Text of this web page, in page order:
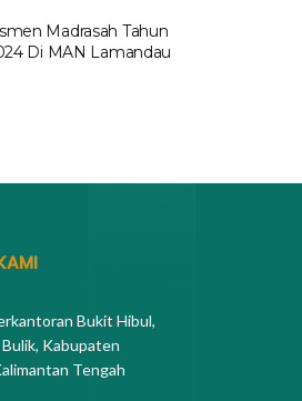
Madrasah Tahun
Di MAN Lamandau
Bukit Hibul,
Kabupaten
Tengah